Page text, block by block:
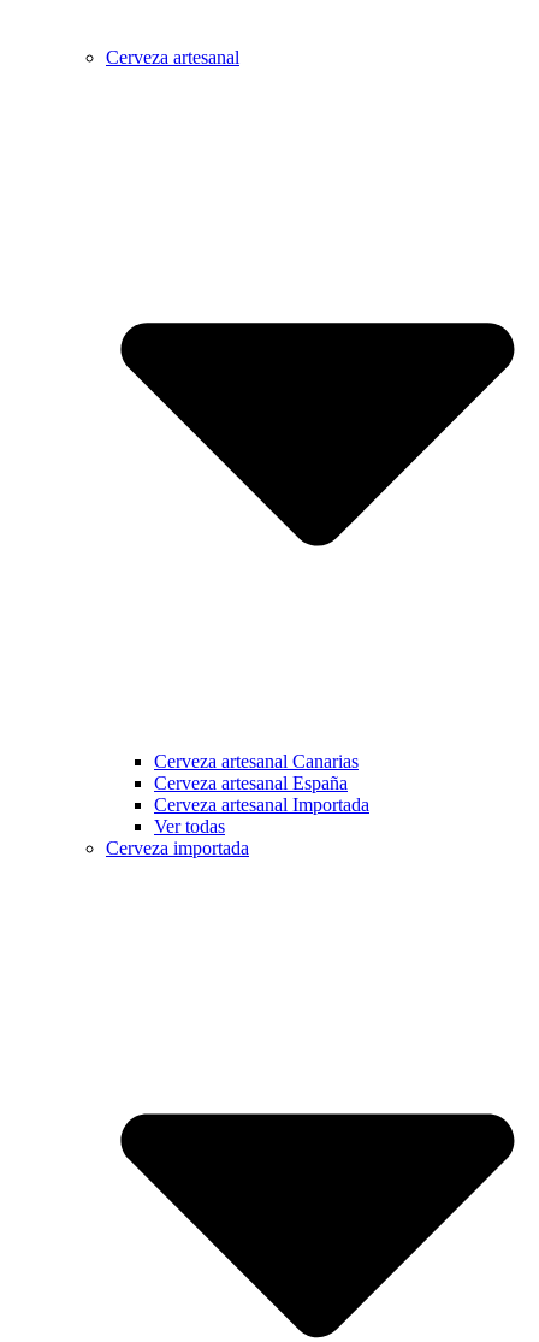
Cerveza artesanal
Cerveza artesanal Canarias
Cerveza artesanal España
Cerveza artesanal Importada
Ver todas
Cerveza importada